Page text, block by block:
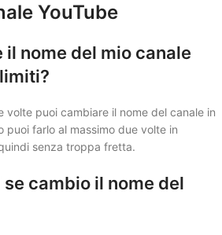
YouTube
il nome del mio canale
volte puoi cambiare il nome del canale in
puoi farlo al massimo due volte in
senza troppa fretta.
cambio il nome del